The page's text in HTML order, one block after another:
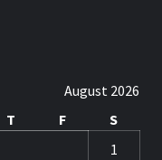
August 2026
T F
S
1